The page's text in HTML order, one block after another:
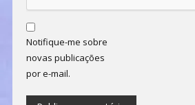
Notifique-me sobre
novas publicações
por e-mail.